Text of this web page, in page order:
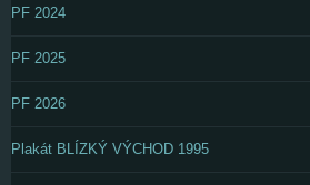
PF 2024
PF 2025
PF 2026
Plakát BLÍZKÝ VÝCHOD 1995